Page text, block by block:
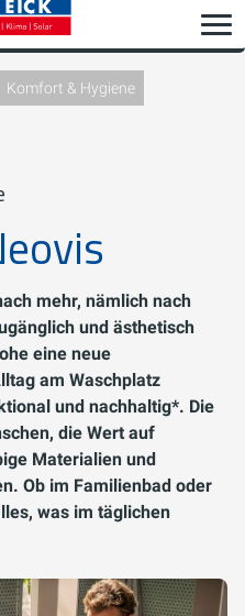
Komfort & Hygiene
mehr, nämlich nach
und ästhetisch
eine neue
am Waschplatz
und nachhaltig*. Die
die Wert auf
Materialien und
Ob im Familienbad oder
was im täglichen